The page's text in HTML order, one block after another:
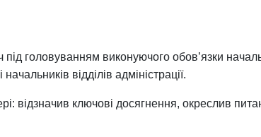
під головуванням виконуючого обов’язки
відділів адміністрації.
відзначив ключові досягнення, окреслив